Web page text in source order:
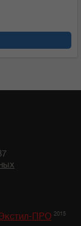
ПРО 2015